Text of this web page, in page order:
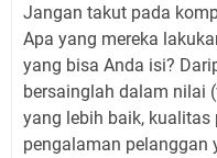
Jangan takut pada
Apa yang mereka
yang bisa Anda isi?
bersainglah dalam nilai
yang lebih baik, kualitas
pengalaman pelanggan